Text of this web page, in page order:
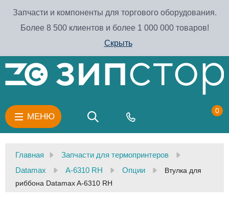
Запчасти и компоненты для торгового оборудования.
Более 8 500 клиентов и более 1 000 000 товаров!
Скрыть
МЕНЮ
0
Главная
Запчасти для термопринтеров
Datamax
A-6310 RH Опции
Втулка для
риббона Datamax A-6310 RH